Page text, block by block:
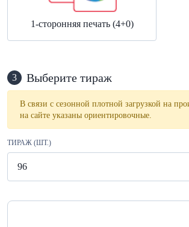
1-сторонняя печать (4+0)
3 Выберите тираж
В связи с сезонной плотной загрузкой на
на сайте указаны ориентировочные.
ТИРАЖ (ШТ.)